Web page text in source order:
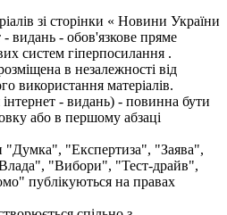
зі сторінки « Новини України
- видань - обов'язкове пряме
систем гіперпосилання .
в незалежності від
використання матеріалів.
- видань) - повинна бути
або в першому абзаці
"Думка", "Експертиза", "Заява",
"Вибори", "Тест-драйв",
публікуються на правах